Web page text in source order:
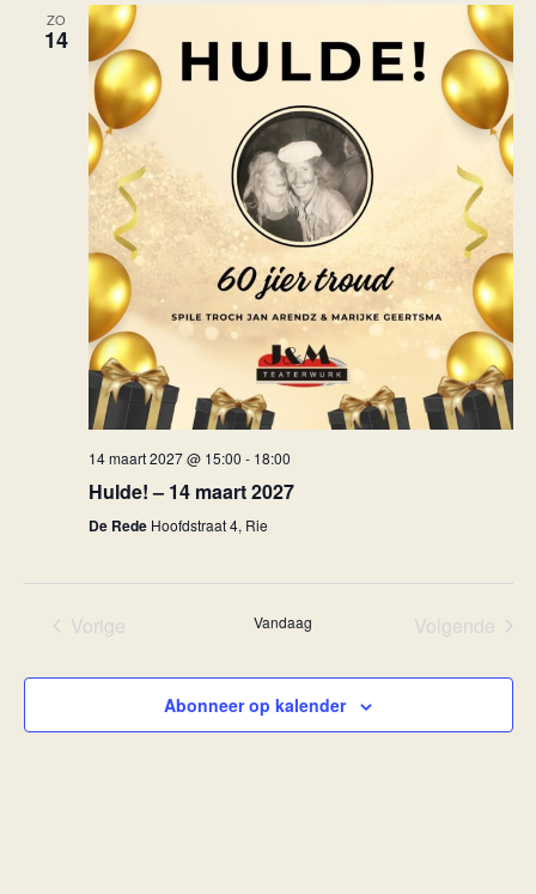
ZO
14
14 maart 2027 @ 15:00 - 18:00
Hulde! – 14 maart 2027
De Rede Hoofdstraat 4, Rie
Vorige
Vandaag
Volgende
Abonneer op kalender